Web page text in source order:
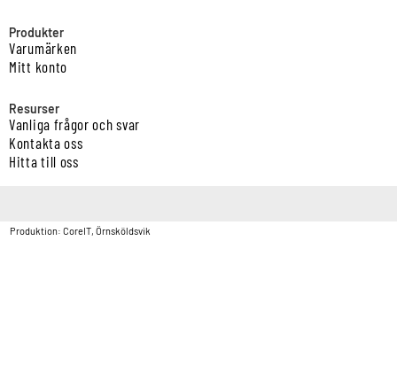
Produkter
Varumärken
Mitt konto
Resurser
Vanliga frågor och svar
Kontakta oss
Hitta till oss
Produktion: CoreIT, Örnsköldsvik